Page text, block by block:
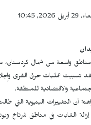
2026, 10:45
واسعة من شمال كردستان، منذ
تسببت عمليات حرق القرى
والاقتصادية للمنطقة.
أن التغييرات البنيوية
إزالة الغابات في مناطق شرناخ